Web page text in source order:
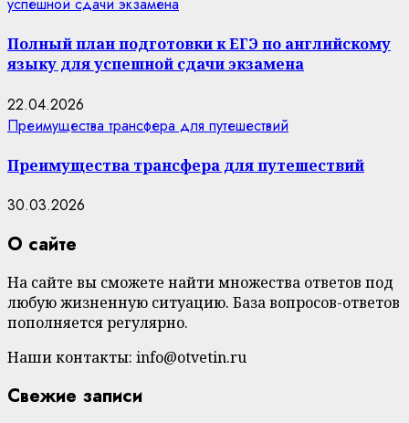
Полный план подготовки к ЕГЭ по английскому
языку для успешной сдачи экзамена
22.04.2026
Преимущества трансфера для путешествий
Преимущества трансфера для путешествий
30.03.2026
О сайте
На сайте вы сможете найти множества ответов под
любую жизненную ситуацию. База вопросов-ответов
пополняется регулярно.
Наши контакты: info@otvetin.ru
Свежие записи